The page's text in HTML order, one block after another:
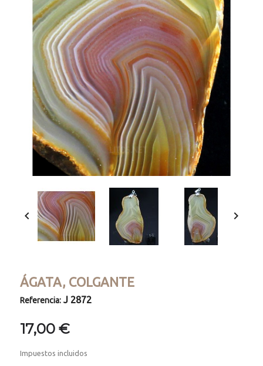
 
ÁGATA, COLGANTE
Referencia: J 2872
17,00 €
Impuestos incluidos